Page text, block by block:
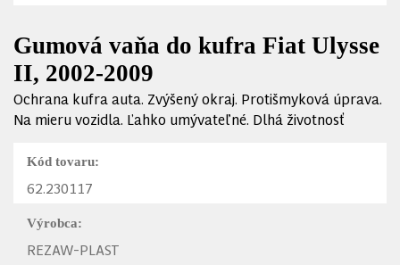
Gumová vaňa do kufra Fiat Ulysse
II, 2002-2009
Ochrana kufra auta. Zvýšený okraj. Protišmyková úprava.
Na mieru vozidla. Ľahko umývateľné. Dlhá životnosť
Kód tovaru:
62.230117
Výrobca:
REZAW-PLAST